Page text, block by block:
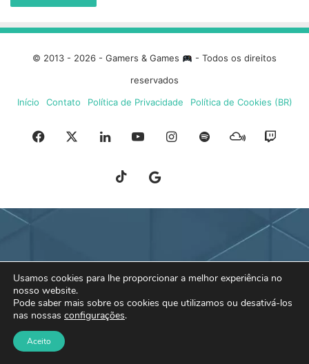
© 2013 - 2026 - Gamers & Games
- Todos os direitos
reservados
Início
Contato Política de Privacidade Política de Cookies (BR)
Facebook LinkedinYouTubeInstagram
SpotifyMixcloud
TikTokGoogle
NewsSky
Usamos cookies para lhe proporcionar a melhor experiência no
nosso website.
Pode saber mais sobre os cookies que utilizamos ou desativá-los
nas nossas configurações.
Aceito